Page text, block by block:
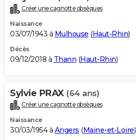
Créer une cagnotte obsèques
Naissance
03/07/1943 à Mulhouse (Haut-Rhin)
Décès
09/12/2018 à Thann (Haut-Rhin)
Sylvie PRAX (64 ans)
Créer une cagnotte obsèques
Naissance
30/03/1954 à Angers (Maine-et-Loire)